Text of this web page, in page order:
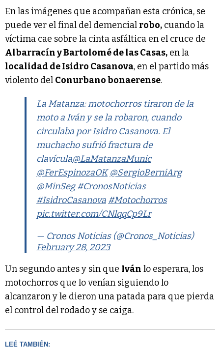
En las imágenes que acompañan esta crónica, se
puede ver el final del demencial robo, cuando la
víctima cae sobre la cinta asfáltica en el cruce de
Albarracín y Bartolomé de las Casas, en la
localidad de Isidro Casanova, en el partido más
violento del Conurbano bonaerense.
La Matanza: motochorros tiraron de la
moto a Iván y se la robaron, cuando
circulaba por Isidro Casanova. El
muchacho sufrió fractura de
clavícula@LaMatanzaMunic
@FerEspinozaOK @SergioBerniArg
@MinSeg #CronosNoticias
#IsidroCasanova #Motochorros
pic.twitter.com/CNlqqCp9Lr
— Cronos Noticias (@Cronos_Noticias)
February 28, 2023
Un segundo antes y sin que Iván lo esperara, los
motochorros que lo venían siguiendo lo
alcanzaron y le dieron una patada para que pierda
el control del rodado y se caiga.
LEÉ TAMBIÉN: